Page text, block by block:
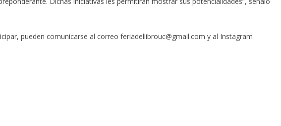
pueden comunicarse al correo feriadellibrouc@gmail.com y al Instagram